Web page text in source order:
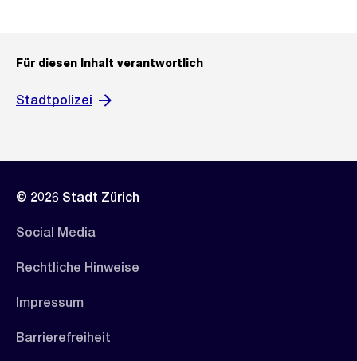
Für diesen Inhalt verantwortlich
Stadtpolizei
© 2026 Stadt Zürich
Social Media
Rechtliche Hinweise
Impressum
Barrierefreiheit